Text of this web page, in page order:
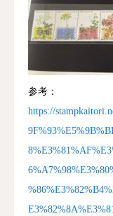
参考：
https://